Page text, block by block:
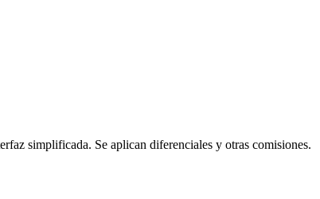
simplificada. Se aplican diferenciales y otras comisiones.